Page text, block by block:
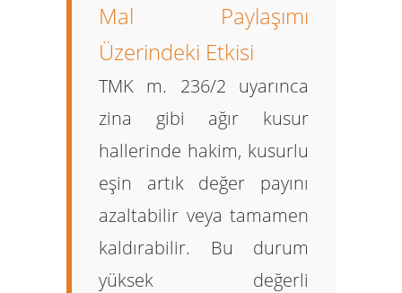
Mal Paylaşımı
Üzerindeki Etkisi
TMK m. 236/2 uyarınca
zina gibi ağır kusur
hallerinde hakim, kusurlu
eşin artık değer payını
azaltabilir veya tamamen
kaldırabilir. Bu durum
yüksek değerli